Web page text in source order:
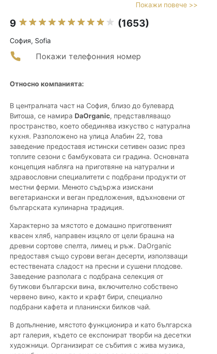
Покажи повече >>
9 (1653)
София, Sofia
Покажи телефонния номер
Относно компанията:
В централната част на София, близо до булевард
Витоша, се намира DaOrganic, представляващо
пространство, което обединява изкуство с натурална
кухня. Разположено на улица Алабин 22, това
заведение предоставя истински сетивен оазис през
топлите сезони с бамбуковата си градина. Основната
концепция набляга на приготвяне на натурални и
здравословни специалитети с подбрани продукти от
местни ферми. Менюто съдържа изискани
вегетариански и веган предложения, вдъхновени от
българската кулинарна традиция.
Характерно за мястото е домашно приготвеният
квасен хляб, направен изцяло от цели брашна на
древни сортове спелта, лимец и ръж. DaOrganic
предоставя също сурови веган десерти, използващи
естествената сладост на пресни и сушени плодове.
Заведение разполага с подбрана селекция от
бутикови български вина, включително собствено
червено вино, както и крафт бири, специално
подбрани кафета и планински билков чай.
В допълнение, мястото функционира и като българска
арт галерия, където се експонират творби на десетки
художници. Организират се събития с жива музика,